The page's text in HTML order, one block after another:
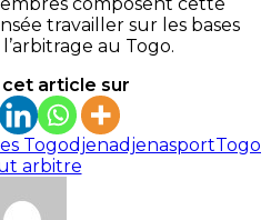
travailler sur les bases
au Togo.
article sur
TogodjenadjenasportTogo
arbitre